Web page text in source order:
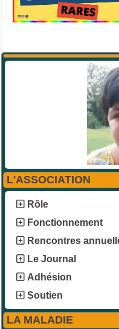
L'ASSOCIATION
Rôle
Fonctionnement
Rencontres
Le Journal
Adhésion
Soutien
LA MALADIE